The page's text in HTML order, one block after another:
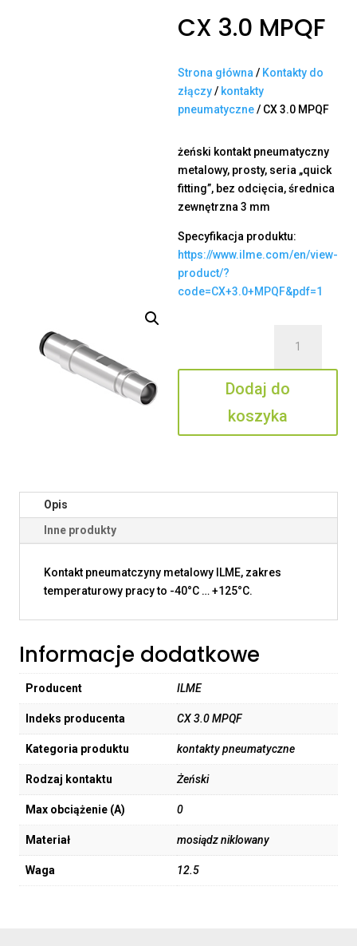
CX 3.0 MPQF
Strona główna / Kontakty do
złączy/ kontakty
pneumatyczne/ CX 3.0 MPQF
żeński kontakt pneumatyczny
metalowy, prosty, seria „quick
fitting”, bez odcięcia, średnica
zewnętrzna 3 mm
Specyfikacja produktu:
https://www.ilme.com/en/view-
product/?
code=CX+3.0+MPQF&pdf=1
3.0
MPQF
Dodaj do
koszyka
Opis
Inne produkty
Kontakt pneumatczyny metalowy ILME, zakres
temperaturowy pracy to -40°C … +125°C.
Informacje dodatkowe
Producent ILME
Indeks producenta CX 3.0 MPQF
Kategoria produktu kontakty pneumatyczne
Rodzaj kontaktu Żeński
Max obciążenie (A) 0
Materiał mosiądz niklowany
Waga 12.5